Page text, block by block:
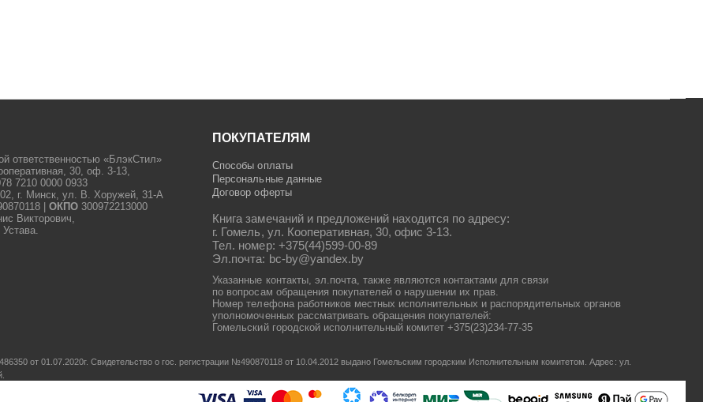
ответственностью «БлэкСтил»
30, оф. 3-13,
7210 0000 0933
г. Минск, ул. В. Хоружей, 31-А
|ОКПО 300972213000
Викторович,
ПОКУПАТЕЛЯМ
Способы оплаты
Персональные данные
Договор оферты
Книга замечаний и предложений находится по адресу:
г. Гомель, ул. Кооперативная, 30, офис 3-13.
Тел. номер: +375(44)599-00-89
Эл.почта: bc-by@yandex.by
Указанные контакты, эл.почта, также являются контактами для связи
по вопросам обращения покупателей о нарушении их прав.
Номер телефона работников местных исполнительных и распорядительных органов
уполномоченных рассматривать обращения покупателей:
Гомельский городской исполнительный комитет +375(23)234-77-35
от 01.07.2020г. Свидетельство о гос. регистрации №490870118 от 10.04.2012 выдано Гомельским городским Исполнительным комитетом.Адрес: ул.